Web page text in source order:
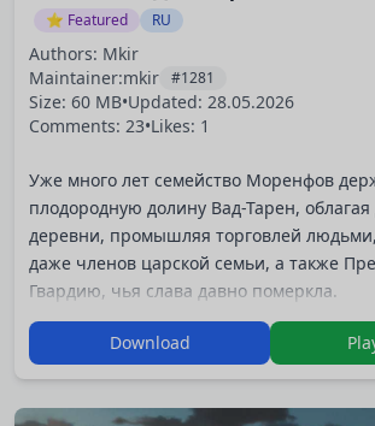
⭐ Featured RU
Authors: Mkir
Maintainer:mkir #1281
Size: 60 MB•Updated: 28.05.2026
Comments: 23•Likes: 1
Уже много лет семейство Моренфов
плодородную долину Вад-Тарен,
деревни, промышляя торговлей
даже членов царской семьи, а также
Гвардию, чья слава давно померкла.
В руках Моренфов всё - деньги, влияние,
В твоих руках - лишь прах твоего отца,
Download